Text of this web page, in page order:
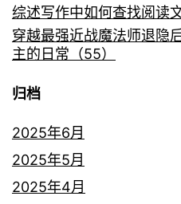
综述写作中如何查找阅读
穿越最强近战魔法师退隐
主的日常（55）
归档
2025年6月
2025年5月
2025年4月